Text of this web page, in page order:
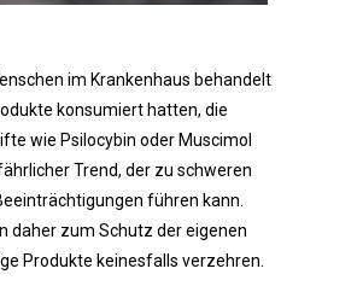
im Krankenhaus behandelt
konsumiert hatten, die
wie Psilocybin oder Muscimol
Trend, der zu schweren
führen kann.
daher zum Schutz der eigenen
Produkte keinesfalls verzehren.